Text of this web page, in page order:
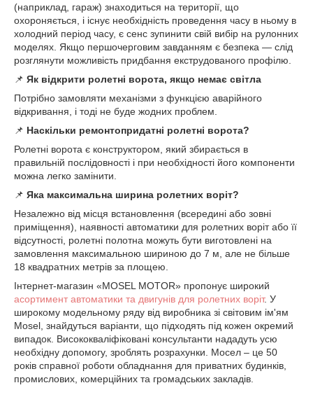
(наприклад, гараж) знаходиться на території, що
охороняється, і існує необхідність проведення часу в ньому в
холодний період часу, є сенс зупинити свій вибір на рулонних
моделях. Якщо першочерговим завданням є безпека — слід
розглянути можливість придбання екструдованого профілю.
📌 Як відкрити ролетні ворота, якщо немає світла
Потрібно замовляти механізми з функцією аварійного
відкривання, і тоді не буде жодних проблем.
📌 Наскільки ремонтопридатні ролетні ворота?
Ролетні ворота є конструктором, який збирається в
правильній послідовності і при необхідності його компоненти
можна легко замінити.
📌 Яка максимальна ширина ролетних воріт?
Незалежно від місця встановлення (всередині або зовні
приміщення), наявності автоматики для ролетних воріт або її
відсутності, ролетні полотна можуть бути виготовлені на
замовлення максимальною шириною до 7 м, але не більше
18 квадратних метрів за площею.
Інтернет-магазин «MOSEL MOTOR» пропонує широкий
асортимент автоматики та двигунів для ролетних воріт. У
широкому модельному ряду від виробника зі світовим ім'ям
Mosel, знайдуться варіанти, що підходять під кожен окремий
випадок. Висококваліфіковані консультанти нададуть усю
необхідну допомогу, зроблять розрахунки. Мосел – це 50
років справної роботи обладнання для приватних будинків,
промислових, комерційних та громадських закладів.